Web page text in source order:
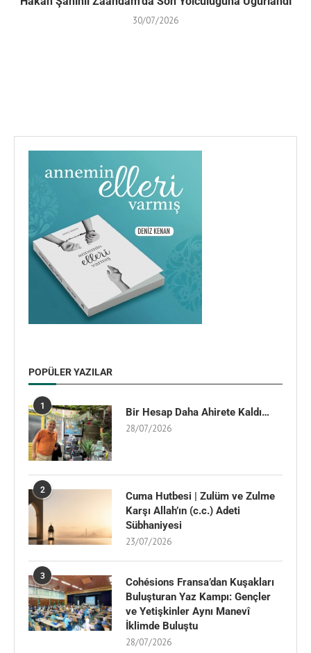
30/07/2026
POPÜLER YAZILAR
1 Bir Hesap Daha Ahirete Kaldı…
28/07/2026
2
Cuma Hutbesi | Zulüm ve Zulme
Karşı Allah’ın (c.c.) Adeti
Sübhaniyesi
23/07/2026
3
Cohésions Fransa’dan Kuşakları
Buluşturan Yaz Kampı: Gençler
ve Yetişkinler Aynı Manevî
İklimde Buluştu
28/07/2026